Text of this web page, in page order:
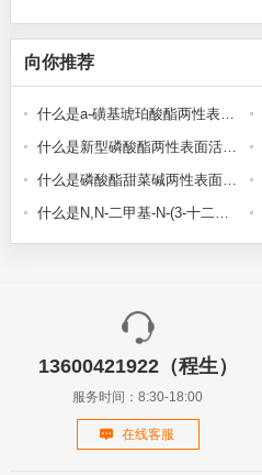
向你推荐
什么是a-磺基琥珀酸酯两性表面活性剂？
什么是新型磷酸酯两性表面活性剂？
什么是磷酸酯甜菜碱两性表面活性剂？
什么是N,N-二甲基-N-(3-十二烷氧基-2-羟基丙基)甜菜碱？
13600421922（程生）
服务时间：8:30-18:00
在线客服